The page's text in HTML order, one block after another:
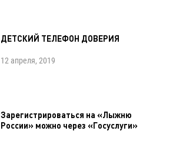
ДЕТСКИЙ ТЕЛЕФОН ДОВЕРИЯ
12 апреля, 2019
Зарегистрироваться на «Лыжню
России» можно через «Госуслуги»